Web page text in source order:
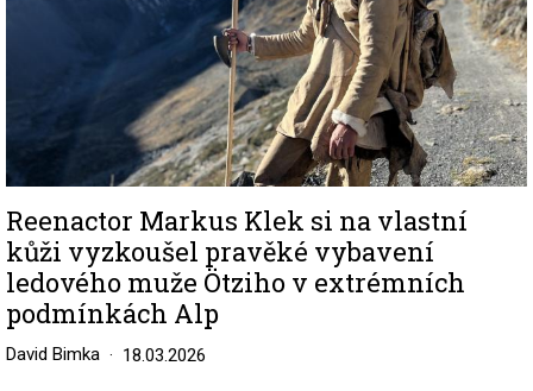
Reenactor Markus Klek si na vlastní
kůži vyzkoušel pravěké vybavení
ledového muže Ötziho v extrémních
podmínkách Alp
David Bimka 18.03.2026